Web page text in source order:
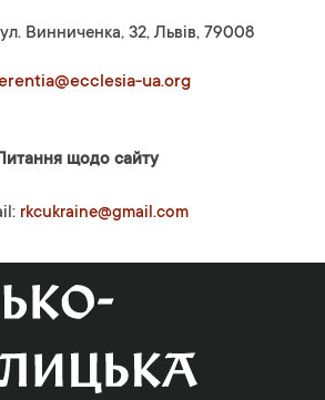
Винниченка, 32, Львів, 79008
ua.org
щодо сайту
rkcukraine@gmail.com